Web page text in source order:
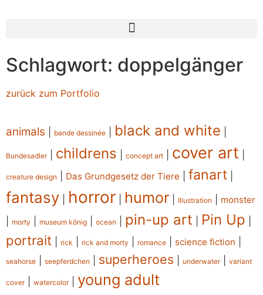
Schlagwort: doppelgänger
zurück zum Portfolio
animals bande dessinée black and white
Bundesadler| childrens concept art cover art
creature design Das Grundgesetz der Tiere fanart
fantasy horror humor Illustration monster
morty museum könig ocean pin-up art Pin Up
portrait rick rick and morty romance science fiction
seahorse seepferdchen superheroes underwater| variant
cover| watercolor| young adult